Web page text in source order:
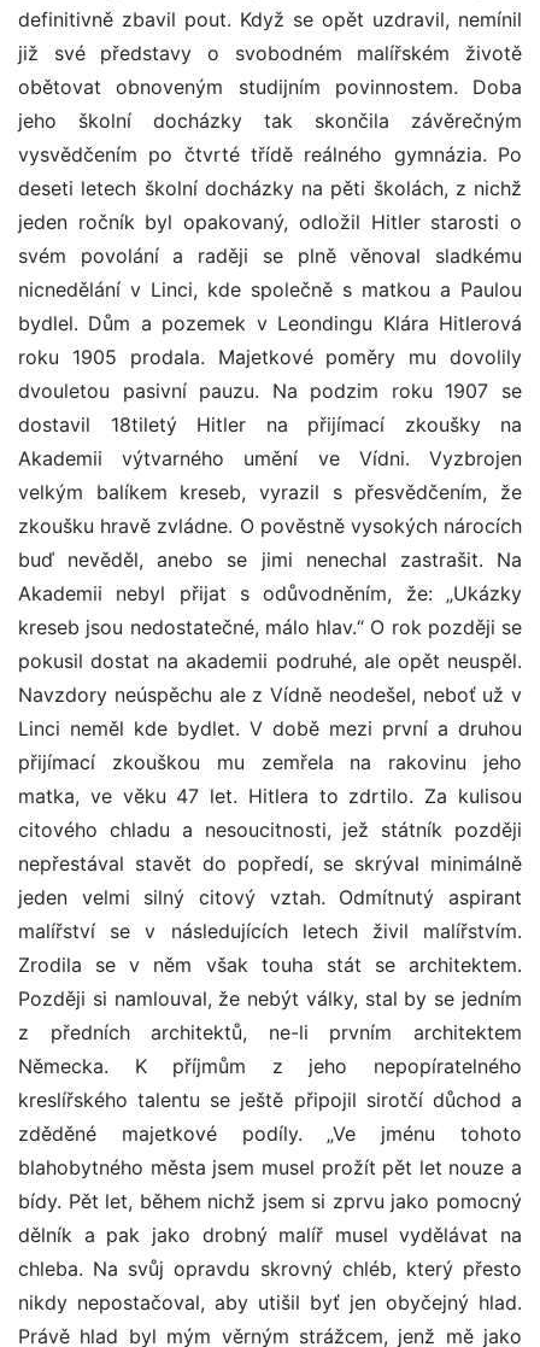
definitivně zbavil pout. Když se opět uzdravil, nemínil
již své představy o svobodném malířském životě
obětovat obnoveným studijním povinnostem. Doba
jeho školní docházky tak skončila závěrečným
vysvědčením po čtvrté třídě reálného gymnázia. Po
deseti letech školní docházky na pěti školách, z nichž
jeden ročník byl opakovaný, odložil Hitler starosti o
svém povolání a raději se plně věnoval sladkému
nicnedělání v Linci, kde společně s matkou a Paulou
bydlel. Dům a pozemek v Leondingu Klára Hitlerová
roku 1905 prodala. Majetkové poměry mu dovolily
dvouletou pasivní pauzu. Na podzim roku 1907 se
dostavil 18tiletý Hitler na přijímací zkoušky na
Akademii výtvarného umění ve Vídni. Vyzbrojen
velkým balíkem kreseb, vyrazil s přesvědčením, že
zkoušku hravě zvládne. O pověstně vysokých nárocích
buď nevěděl, anebo se jimi nenechal zastrašit. Na
Akademii nebyl přijat s odůvodněním, že: „Ukázky
kreseb jsou nedostatečné, málo hlav.“ O rok později se
pokusil dostat na akademii podruhé, ale opět neuspěl.
Navzdory neúspěchu ale z Vídně neodešel, neboť už v
Linci neměl kde bydlet. V době mezi první a druhou
přijímací zkouškou mu zemřela na rakovinu jeho
matka, ve věku 47 let. Hitlera to zdrtilo. Za kulisou
citového chladu a nesoucitnosti, jež státník později
nepřestával stavět do popředí, se skrýval minimálně
jeden velmi silný citový vztah. Odmítnutý aspirant
malířství se v následujících letech živil malířstvím.
Zrodila se v něm však touha stát se architektem.
Později si namlouval, že nebýt války, stal by se jedním
z předních architektů, ne-li prvním architektem
Německa. K příjmům z jeho nepopíratelného
kreslířského talentu se ještě připojil sirotčí důchod a
zděděné majetkové podíly. „Ve jménu tohoto
blahobytného města jsem musel prožít pět let nouze a
bídy. Pět let, během nichž jsem si zprvu jako pomocný
dělník a pak jako drobný malíř musel vydělávat na
chleba. Na svůj opravdu skrovný chléb, který přesto
nikdy nepostačoval, aby utišil byť jen obyčejný hlad.
Právě hlad byl mým věrným strážcem, jenž mě jako